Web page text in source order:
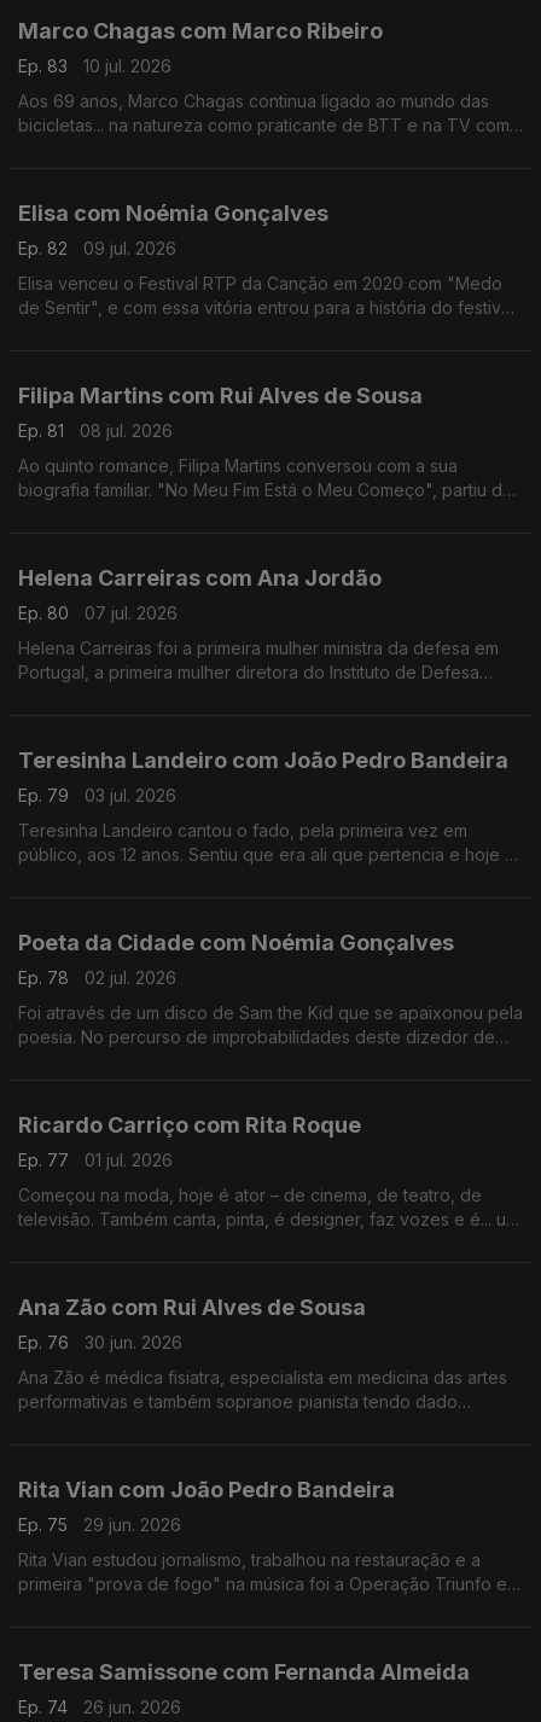
Marco Chagas com Marco Ribeiro
Ep. 83
10 jul. 2026
Aos 69 anos, Marco Chagas continua ligado ao mundo das
bicicletas... na natureza como praticante de BTT e na TV como
Elisa com Noémia Gonçalves
Ep. 82
09 jul. 2026
Elisa venceu o Festival RTP da Canção em 2020 com "Medo
de Sentir", e com essa vitória entrou para a história do festival,
Filipa Martins com Rui Alves de Sousa
Ep. 81
08 jul. 2026
Ao quinto romance, Filipa Martins conversou com a sua
biografia familiar. "No Meu Fim Está o Meu Começo", partiu de
Helena Carreiras com Ana Jordão
Ep. 80
07 jul. 2026
Helena Carreiras foi a primeira mulher ministra da defesa em
Portugal, a primeira mulher diretora do Instituto de Defesa
Teresinha Landeiro com João Pedro Bandeira
Ep. 79
03 jul. 2026
Teresinha Landeiro cantou o fado, pela primeira vez em
público, aos 12 anos. Sentiu que era ali que pertencia e hoje é
Poeta da Cidade com Noémia Gonçalves
Ep. 78
02 jul. 2026
Foi através de um disco de Sam the Kid que se apaixonou pela
poesia. No percurso de improbabilidades deste dizedor de
Ricardo Carriço com Rita Roque
Ep. 77
01 jul. 2026
Começou na moda, hoje é ator – de cinema, de teatro, de
televisão. Também canta, pinta, é designer, faz vozes e é... um
Ana Zão com Rui Alves de Sousa
Ep. 76
30 jun. 2026
Ana Zão é médica fisiatra, especialista em medicina das artes
performativas e também sopranoe pianista tendo dado
Rita Vian com João Pedro Bandeira
Ep. 75
29 jun. 2026
Rita Vian estudou jornalismo, trabalhou na restauração e a
primeira "prova de fogo" na música foi a Operação Triunfo em
Teresa Samissone com Fernanda Almeida
Ep. 74 26 jun. 2026